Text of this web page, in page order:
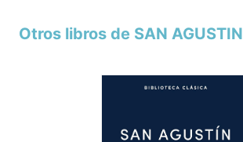
Otros libros de SAN AGUSTIN